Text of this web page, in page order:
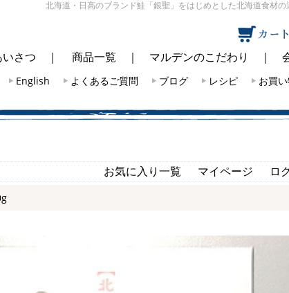
北海道・日高のブランド鮭「銀聖」をはじめとした北海道食材の
いさつ ｜ 商品一覧 ｜ マルデンのこだわり ｜
English よくあるご質問 ブログ レシピ お買
お気に入り一覧
マイページ ロ